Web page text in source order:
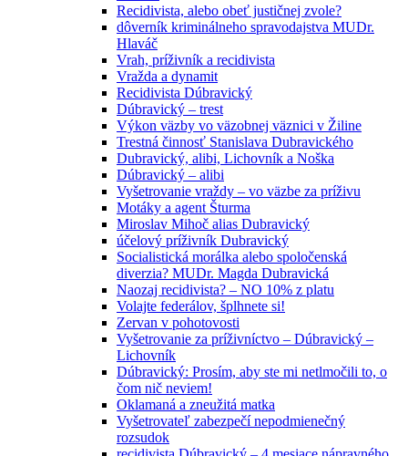
Recidivista, alebo obeť justičnej zvole?
dôverník kriminálneho spravodajstva MUDr.
Hlaváč
Vrah, príživník a recidivista
Vražda a dynamit
Recidivista Dúbravický
Dúbravický – trest
Výkon väzby vo väzobnej väznici v Žiline
Trestná činnosť Stanislava Dubravického
Dubravický, alibi, Lichovník a Noška
Dúbravický – alibi
Vyšetrovanie vraždy – vo väzbe za príživu
Motáky a agent Šturma
Miroslav Mihoč alias Dubravický
účelový príživník Dubravický
Socialistická morálka alebo spoločenská
diverzia? MUDr. Magda Dubravická
Naozaj recidivista? – NO 10% z platu
Volajte federálov, šplhnete si!
Zervan v pohotovosti
Vyšetrovanie za príživníctvo – Dúbravický –
Lichovník
Dúbravický: Prosím, aby ste mi netlmočili to, o
čom nič neviem!
Oklamaná a zneužitá matka
Vyšetrovateľ zabezpečí nepodmienečný
rozsudok